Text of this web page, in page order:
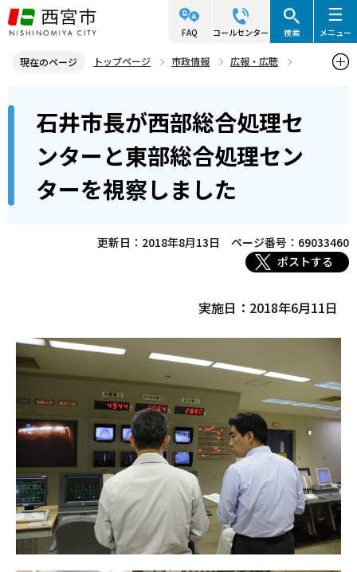
こ
の
ジ
す
FAQ コールセンター 検索 メニュー
現在のページ トップページ 市政情報
広報・広聴
石井市長が西部総合処理センターと東部総合処理センターを視察しま
ら
石井市長が西部総合処理セ
ンターと東部総合処理セン
ターを視察しました
更新日：2018年8月13日
ページ番号：69033460
ポストする
実施日：2018年6月11日